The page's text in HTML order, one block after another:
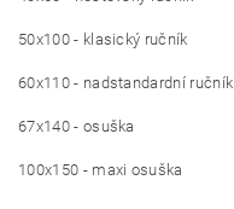
50x100 - klasický ručník
60x110 - nadstandardní ručník
67x140 - osuška
100x150 - maxi osuška